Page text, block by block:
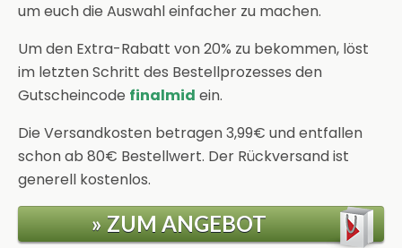
um euch die Auswahl einfacher zu machen.
Um den Extra-Rabatt von 20% zu bekommen, löst
im letzten Schritt des Bestellprozesses den
Gutscheincode finalmid ein.
Die Versandkosten betragen 3,99€ und entfallen
schon ab 80€ Bestellwert. Der Rückversand ist
generell kostenlos.
» ZUM ANGEBOT